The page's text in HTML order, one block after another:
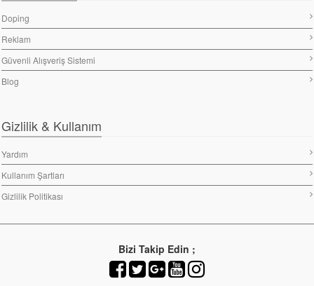
Doping
Reklam
Güvenli Alışveriş Sistemi
Blog
Gizlilik & Kullanım
Yardım
Kullanım Şartları
Gizlilik Politikası
Bizi Takip Edin ;